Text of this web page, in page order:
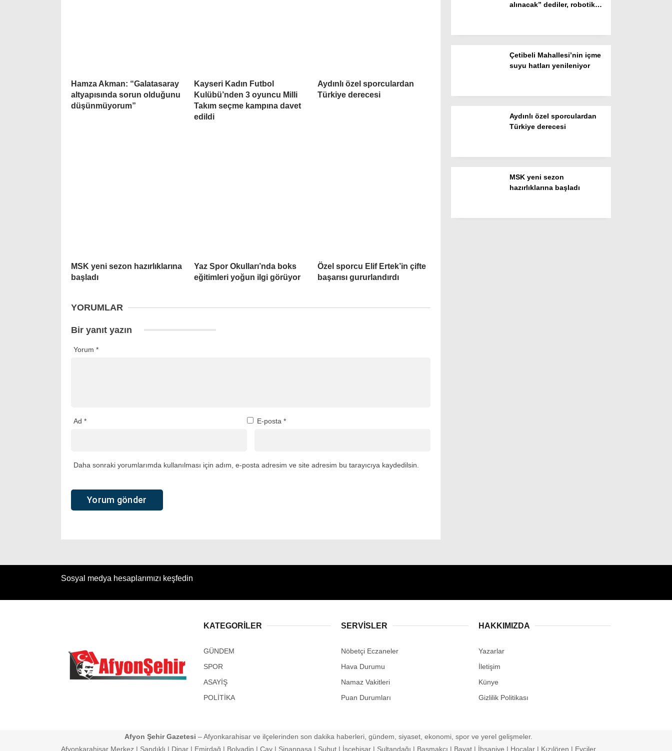
Hamza Akman: “Galatasaray
altyapısında sorun olduğunu
düşünmüyorum”
Kayseri Kadın Futbol
Kulübü’nden 3 oyuncu Milli
Takım seçme kampına davet
edildi
Aydınlı özel sporculardan
Türkiye derecesi
MSK yeni sezon hazırlıklarına
başladı
Yaz Spor Okulları’nda boks
eğitimleri yoğun ilgi görüyor
Özel sporcu Elif Ertek’in çifte
başarısı gururlandırdı
YORUMLAR
Bir yanıt yazın
Yorum *
Ad * E-posta *
Daha sonraki yorumlarımda kullanılması için adım, e-posta adresim ve site adresim bu tarayıcıya kaydedilsin.
alınacak” dediler, robotik
Çetibeli Mahallesi’nin içme
suyu hatları yenileniyor
Aydınlı özel sporculardan
Türkiye derecesi
MSK yeni sezon
hazırlıklarına başladı
Sosyal medya hesaplarımızı keşfedin
KATEGORİLER
GÜNDEM
SPOR
ASAYİŞ
POLİTİKA
SERVİSLER
Nöbetçi Eczaneler
Hava Durumu
Namaz Vakitleri
Puan Durumları
HAKKIMIZDA
Yazarlar
İletişim
Künye
Gizlilik Politikası
Afyon Şehir Gazetesi – Afyonkarahisar ve ilçelerinden son dakika haberleri, gündem, siyaset, ekonomi, spor ve yerel gelişmeler.
Afyonkarahisar Merkez | Sandıklı | Dinar | Emirdağ | Bolvadin | Çay | Sinanpaşa | Şuhut | İscehisar | Sultandağı | Başmakçı | Bayat | İhsaniye | Hocalar | Kızılören | Evciler